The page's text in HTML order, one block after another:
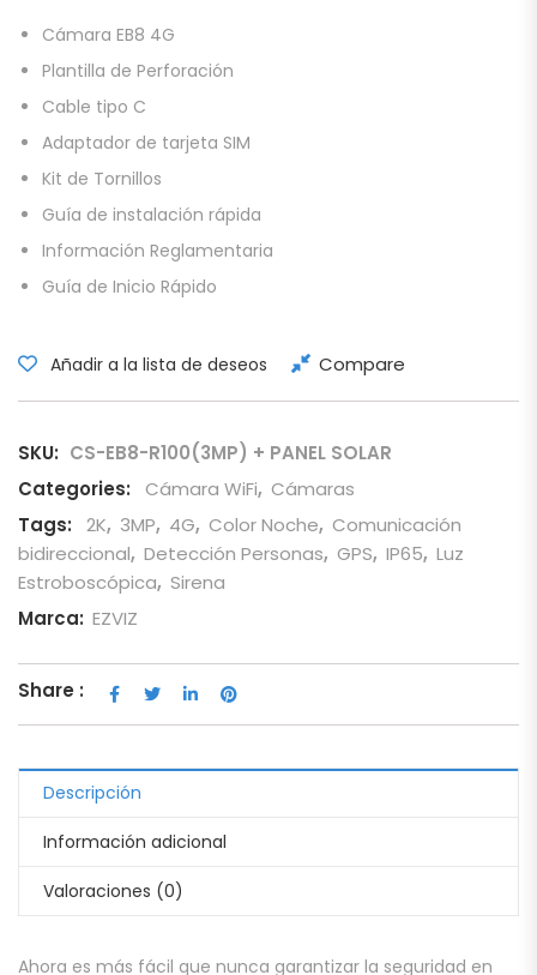
Cámara EB8 4G
Plantilla de Perforación
Cable tipo C
Adaptador de tarjeta SIM
Kit de Tornillos
Guía de instalación rápida
Información Reglamentaria
Guía de Inicio Rápido
Añadir a la lista de deseos Compare
SKU: CS-EB8-R100(3MP) + PANEL SOLAR
Categories:
Cámara WiFi, Cámaras
Tags:
2K, 3MP, 4G, Color Noche, Comunicación
bidireccional, Detección Personas, GPS, IP65, Luz
Estroboscópica, Sirena
Marca: EZVIZ
Share :
Descripción
Información adicional
Valoraciones (0)
Ahora es más fácil que nunca garantizar la seguridad en